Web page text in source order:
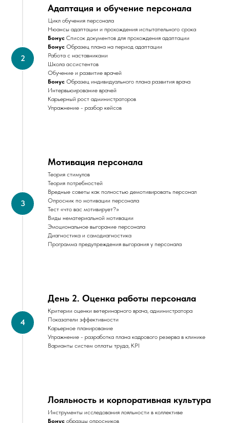
Адаптация и обучение персонала
Цикл обучения персонала
Нюансы адаптации и прохождения испытательного срока
Бонус Список документов для прохождения адаптации
Бонус Образец плана на период адаптации
Работа с наставниками
Школа ассистентов
Обучение и развитие врачей
Бонус Образец индивидуального плана развития врача
Интервьюирование врачей
Карьерный рост администраторов
Упражнение - разбор кейсов
Мотивация персонала
Теория стимулов
Теория потребностей
Вредные советы как полностью демотивировать персонал
Опросник по мотивации персонала
Тест «что вас мотивирует?»
Виды нематериальной мотивации
Эмоциональное выгорание персонала
Диагностика и самодиагностика
Программа предупреждения выгорания у персонала
День 2. Оценка работы персонала
Критерии оценки ветеринарного врача, администратора
Показатели эффективности
Карьерное планирование
Упражнение - разработка плана кадрового резерва в клинике
Варианты систем оплаты труда, KPI
Лояльность и корпоративная культура
Инструменты исследования лояльности в коллективе
Бонус образцы опросников